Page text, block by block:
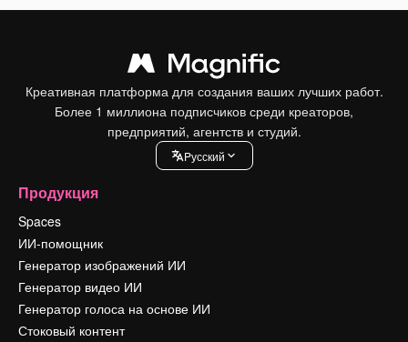
Креативная платформа для создания ваших лучших работ.
Более 1 миллиона подписчиков среди креаторов,
предприятий, агентств и студий.
Pусский
Продукция
Spaces
ИИ-помощник
Генератор изображений ИИ
Генератор видео ИИ
Генератор голоса на основе ИИ
Стоковый контент